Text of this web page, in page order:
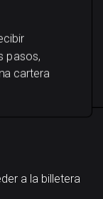
pasos,
cartera
a la billetera